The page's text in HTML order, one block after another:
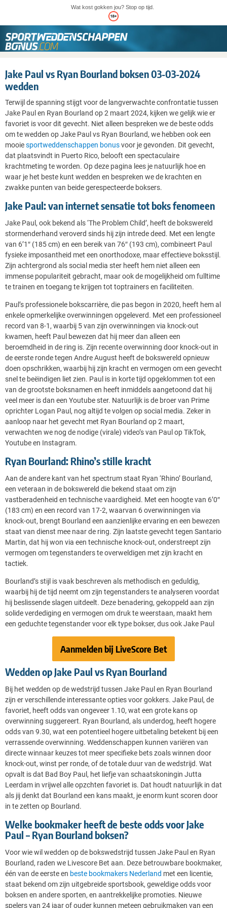
Wat kost gokken jou? Stop op tijd.
Jake Paul vs Ryan Bourland boksen 03-03-2024
wedden
Terwijl de spanning stijgt voor de langverwachte confrontatie tussen
Jake Paul en Ryan Bourland op 2 maart 2024, kijken we gelijk wie er
favoriet is voor dit gevecht. Niet alleen bespreken we de beste odds
om te wedden op Jake Paul vs Ryan Bourland, we hebben ook een
mooiesportweddenschappen bonusvoor je gevonden. Dit gevecht,
dat plaatsvindt in Puerto Rico, belooft een spectaculaire
krachtmeting te worden. Op deze pagina lees je natuurlijk hoe en
waar je het beste kunt wedden en bespreken we de krachten en
zwakke punten van beide gerespecteerde boksers.
Jake Paul: van internet sensatie tot boks fenomeen
Jake Paul, ook bekend als ‘The Problem Child’, heeft de bokswereld
stormenderhand veroverd sinds hij zijn intrede deed. Met een lengte
van 6’1″ (185 cm) en een bereik van 76″ (193 cm), combineert Paul
fysieke imposantheid met een onorthodoxe, maar effectieve boksstijl​​.
Zijn achtergrond als social media ster heeft hem niet alleen een
immense populariteit gebracht, maar ook de mogelijkheid om fulltime
te trainen en toegang te krijgen tot toptrainers en faciliteiten.
Paul’s professionele bokscarrière, die pas begon in 2020, heeft hem al
enkele opmerkelijke overwinningen opgeleverd. Met een professioneel
record van 8-1, waarbij 5 van zijn overwinningen via knock-out
kwamen, heeft Paul bewezen dat hij meer dan alleen een
beroemdheid in de ring is​​. Zijn recente overwinning door knock-out in
de eerste ronde tegen Andre August heeft de bokswereld opnieuw
doen opschrikken, waarbij hij zijn kracht en vermogen om een gevecht
snel te beëindigen liet zien​​. Paul is in korte tijd opgeklommen tot een
van de grootste boksnamen en heeft inmiddels aangetoond dat hij
veel meer is dan een Youtube ster. Natuurlijk is de broer van Prime
oprichter Logan Paul, nog altijd te volgen op social media. Zeker in
aanloop naar het gevecht met Ryan Bourland op 2 maart,
verwachten we nog de nodige (virale) video’s van Paul op TikTok,
Youtube en Instagram.
Ryan Bourland: Rhino’s stille kracht
Aan de andere kant van het spectrum staat Ryan ‘Rhino’ Bourland,
een veteraan in de bokswereld die bekend staat om zijn
vastberadenheid en technische vaardigheid. Met een hoogte van 6’0″
(183 cm) en een record van 17-2, waarvan 6 overwinningen via
knock-out, brengt Bourland een aanzienlijke ervaring en een bewezen
staat van dienst mee naar de ring​​. Zijn laatste gevecht tegen Santario
Martin, dat hij won via een technische knock-out, onderstreept zijn
vermogen om tegenstanders te overweldigen met zijn kracht en
tactiek​​.
Bourland’s stijl is vaak beschreven als methodisch en geduldig,
waarbij hij de tijd neemt om zijn tegenstanders te analyseren voordat
hij beslissende slagen uitdeelt. Deze benadering, gekoppeld aan zijn
solide verdediging en vermogen om druk te weerstaan, maakt hem
een geduchte tegenstander voor elk type bokser, dus ook Jake Paul
Aanmelden bij LiveScore Bet
Wedden op Jake Paul vs Ryan Bourland
Bij het wedden op de wedstrijd tussen Jake Paul en Ryan Bourland
zijn er verschillende interessante opties voor gokkers. Jake Paul, de
favoriet, heeft odds van ongeveer 1.10, wat een grote kans op
overwinning suggereert. Ryan Bourland, als underdog, heeft hogere
odds van 9.30, wat een potentieel hogere uitbetaling betekent bij een
verrassende overwinning. Weddenschappen kunnen variëren van
directe winnaar keuzes tot meer specifieke bets zoals winnen door
knock-out, winst per ronde, of de totale duur van de wedstrijd. Wat
opvalt is dat Bad Boy Paul, het liefje van schaatskoningin Jutta
Leerdam in vrijwel alle opzchten favoriet is. Dat houdt natuurlijk in dat
als jij denkt dat Bourland een kans maakt, je enorm kunt scoren door
in te zetten op Bourland.
Welke bookmaker heeft de beste odds voor Jake
Paul – Ryan Bourland boksen?
Voor wie wil wedden op de bokswedstrijd tussen Jake Paul en Ryan
Bourland, raden we Livescore Bet aan. Deze betrouwbare bookmaker,
één van de eerste en beste bookmakers Nederland met een licentie,
staat bekend om zijn uitgebreide sportsbook, geweldige odds voor
boksen en andere sporten, en aantrekkelijke promoties. Nieuwe
spelers van 24 jaar of ouder kunnen meteen gebruikmaken van een